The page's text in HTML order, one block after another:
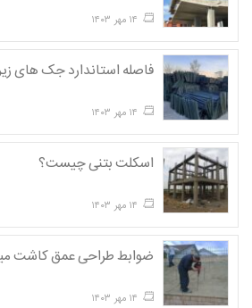
۱۴ مهر ۱۴۰۳
فاصله استاندارد جک های
۱۴ مهر ۱۴۰۳
اسکلت بتنی چیست؟
۱۴ مهر ۱۴۰۳
ضوابط طراحی عمق کاشت
۱۴ مهر ۱۴۰۳